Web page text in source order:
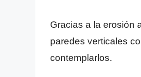
Gracias a la erosión
paredes verticales
contemplarlos.